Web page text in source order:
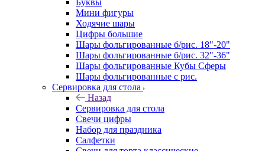
Буквы
Мини фигуры
Ходячие шары
Цифры большие
Шары фольгированные б/рис. 18"-20"
Шары фольгированные б/рис. 32"-36"
Шары фольгированные Кубы Сферы
Шары фольгированные с рис.
Сервировка для стола
Назад
Сервировка для стола
Свечи цифры
Набор для праздника
Салфетки